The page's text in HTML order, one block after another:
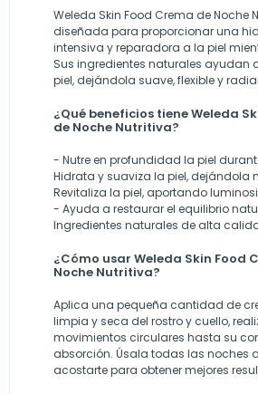
Weleda Skin Food Crema de Noche
diseñada para proporcionar una
intensiva y reparadora a la piel
Sus ingredientes naturales ayudan
piel, dejándola suave, flexible y
¿Qué beneficios tiene Weleda
de Noche Nutritiva?
- Nutre en profundidad la piel
Hidrata y suaviza la piel, dejándola
Revitaliza la piel, aportando
- Ayuda a restaurar el equilibrio
Ingredientes naturales de alta
¿Cómo usar Weleda Skin Food
Noche Nutritiva?
Aplica una pequeña cantidad de
limpia y seca del rostro y cuello,
movimientos circulares hasta su
absorción. Úsala todas las noches
acostarte para obtener mejores